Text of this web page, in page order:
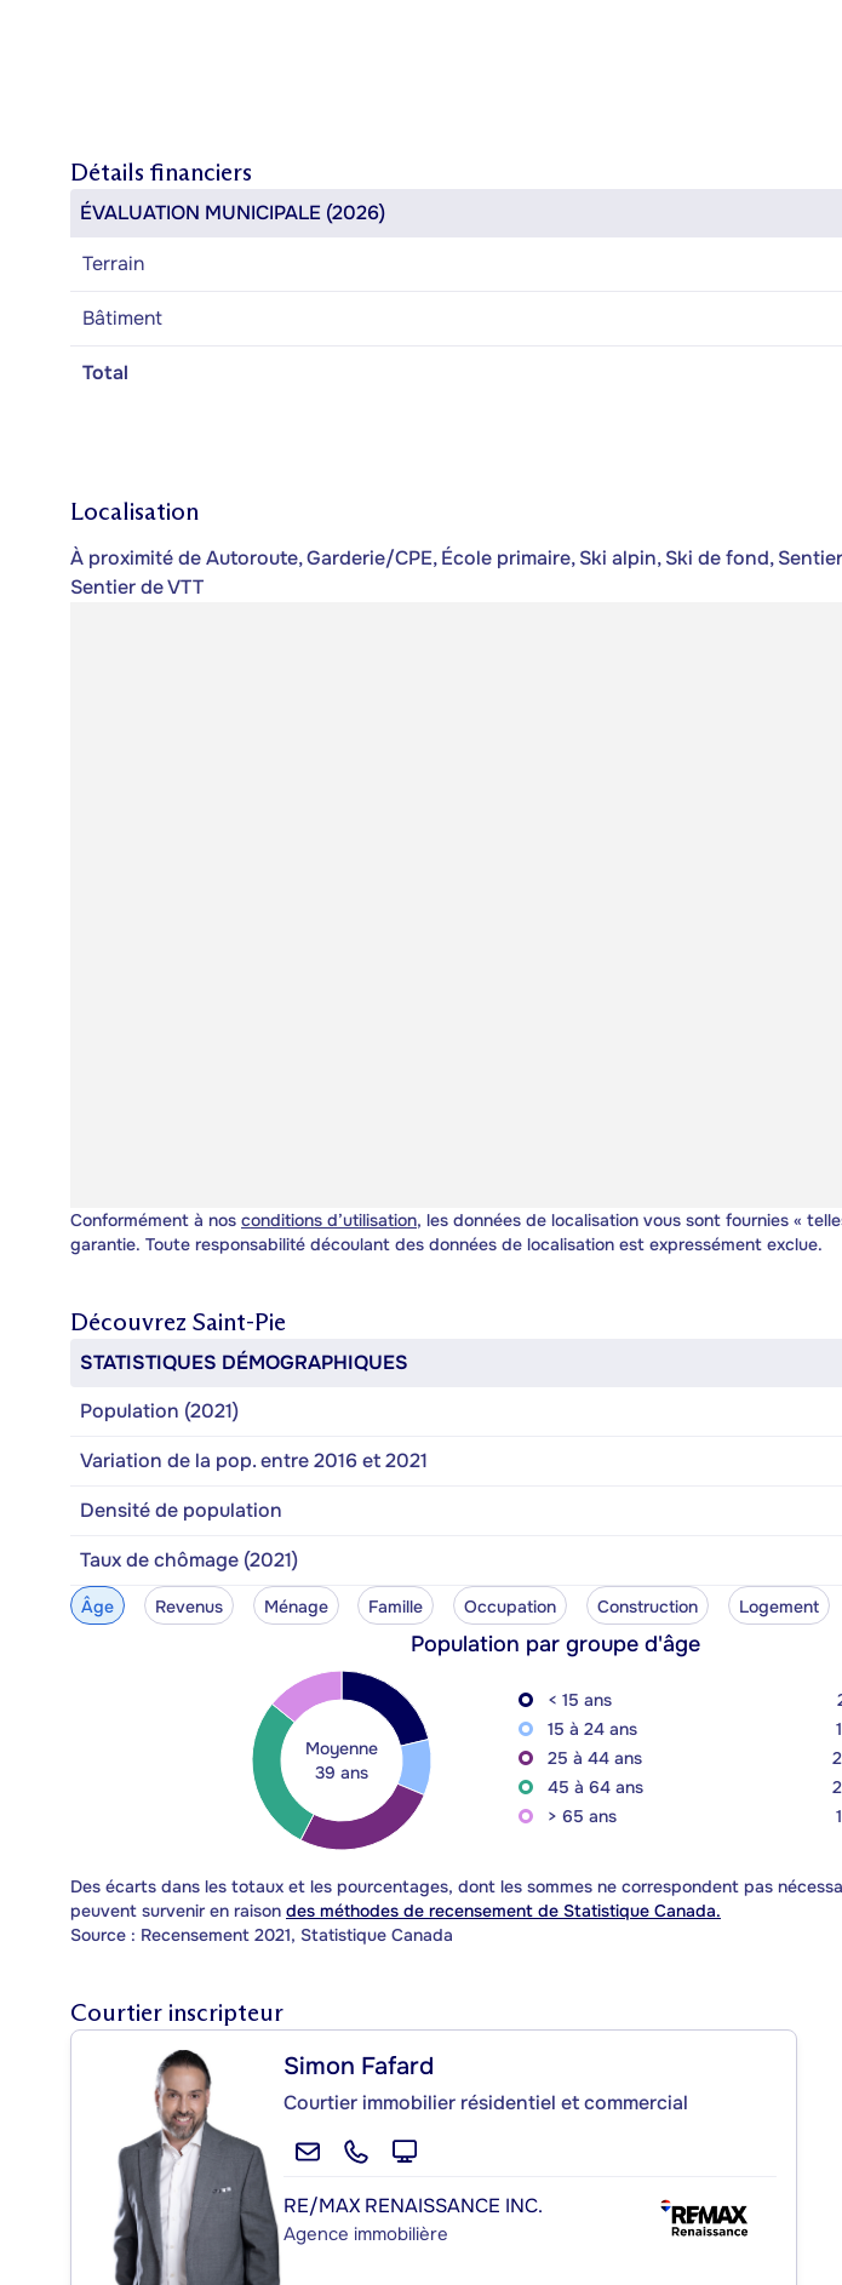
Détails financiers
ÉVALUATION MUNICIPALE (2026)
Terrain
Bâtiment
Total
Localisation
À proximité de Autoroute, Garderie/CPE, École primaire, Ski alpin, Ski de fond,
Sentier de VTT
Conformément à nos conditions d’utilisation, les données de localisation vous sont fournies «
garantie. Toute responsabilité découlant des données de localisation est expressément exclue.
Découvrez Saint-Pie
STATISTIQUES DÉMOGRAPHIQUES
Population (2021)
Variation de la pop. entre 2016 et 2021
Densité de population
Taux de chômage (2021)
Âge Revenus Ménage Famille Occupation Construction Logement
Population par groupe d'âge
Moyenne
39 ans
< 15 ans
15 à 24 ans
25 à 44 ans
45 à 64 ans
> 65 ans
Des écarts dans les totaux et les pourcentages, dont les sommes ne correspondent pas
peuvent survenir en raison des méthodes de recensement de Statistique Canada.
Source : Recensement 2021, Statistique Canada
Courtier inscripteur
Simon Fafard
Courtier immobilier résidentiel et commercial
RE/MAX RENAISSANCE INC.
Agence immobilière